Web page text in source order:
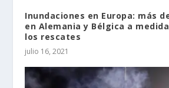
Inundaciones en Europa: más
en Alemania y Bélgica a
los rescates
julio 16, 2021